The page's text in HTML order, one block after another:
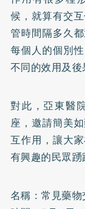
候，就算有交
管時間隔多久
每個人的個別
不同的效用及後
對此，亞東醫
座，邀請簡美
互作用，讓大
有興趣的民眾踴
名稱：常見藥